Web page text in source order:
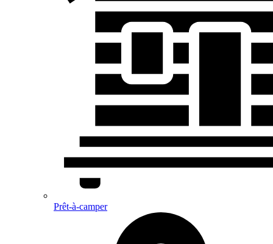
Prêt-à-camper